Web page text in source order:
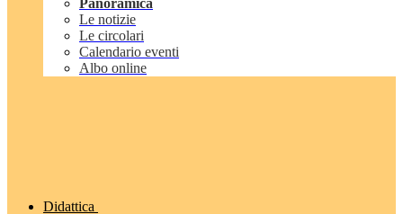
Panoramica
Le notizie
Le circolari
Calendario eventi
Albo online
Didattica